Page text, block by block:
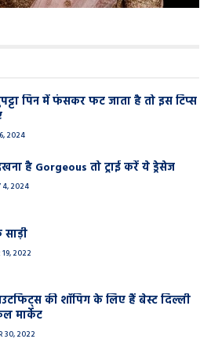
पिन में फंसकर फट जाता है तो इस टिप्स
2024
है Gorgeous तो ट्राई करें ये ड्रेसेज
4, 2024
19, 2022
की शॉपिंग के लिए हैं बेस्ट दिल्ली
मार्केट
30, 2022